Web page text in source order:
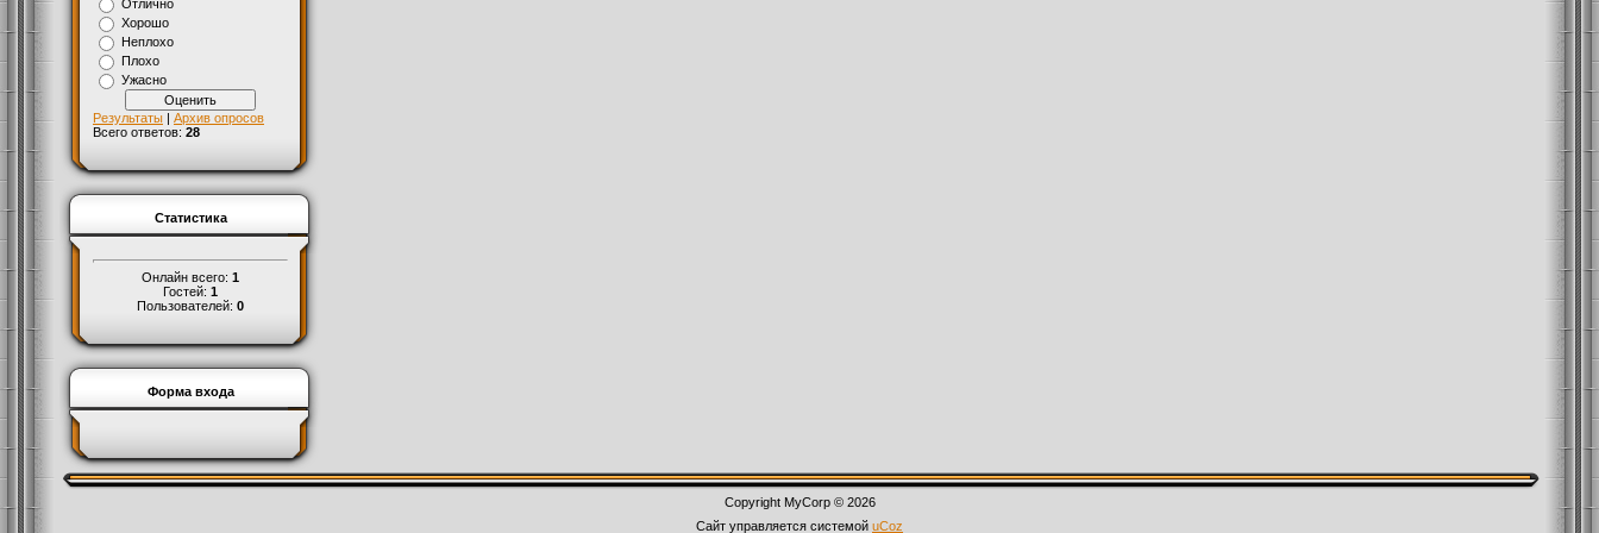
Отлично
Хорошо
Неплохо
Плохо
Ужасно
Результаты | Архив опросов
Всего ответов: 28
Статистика
Онлайн всего: 1
Гостей: 1
Пользователей: 0
Форма входа
Copyright MyCorp © 2026
Сайт управляется системой uCoz